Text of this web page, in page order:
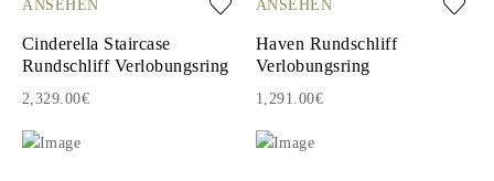
ANSEHEN
Cinderella Staircase
Rundschliff Verlobungsring
2,329.00€
ANSEHEN
Haven Rundschliff
Verlobungsring
1,291.00€